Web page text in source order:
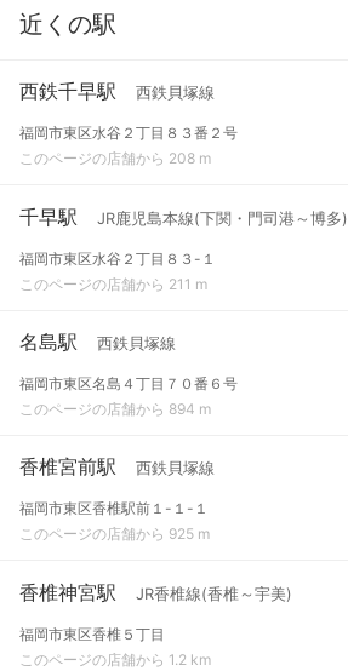
近くの駅
西鉄千早駅 西鉄貝塚線
福岡市東区水谷２丁目８３番２号
このページの店舗から 208 m
千早駅 JR鹿児島本線(下関・門司港～博多)
福岡市東区水谷２丁目８３-１
このページの店舗から 211 m
名島駅 西鉄貝塚線
福岡市東区名島４丁目７０番６号
このページの店舗から 894 m
香椎宮前駅 西鉄貝塚線
福岡市東区香椎駅前１-１-１
このページの店舗から 925 m
香椎神宮駅 JR香椎線(香椎～宇美)
福岡市東区香椎５丁目
このページの店舗から 1.2 km